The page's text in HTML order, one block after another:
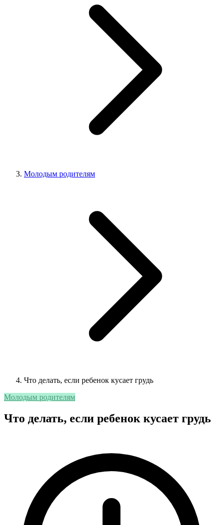
Молодым родителям
Что делать, если ребенок кусает грудь
Молодым родителям
Что делать, если ребенок кусает грудь